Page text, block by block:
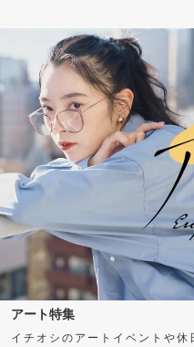
アート特集
イチオシのアートイベントや